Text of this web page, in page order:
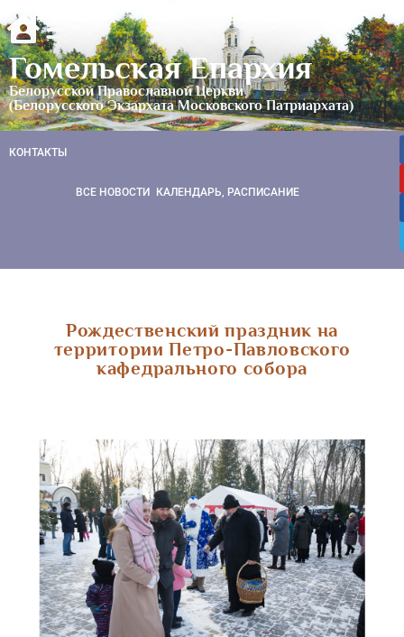
Гомельская Епархия
Белорусской Православной Церкви
(Белорусского Экзархата Московского Патриархата)
КОНТАКТЫ
ВСЕ НОВОСТИ КАЛЕНДАРЬ, РАСПИСАНИЕ
Рождественский праздник на
территории Петро-Павловского
кафедрального собора